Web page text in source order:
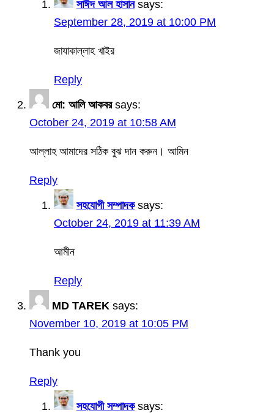
সাঈদ আল হাসান says:
September 28, 2019 at 10:00 PM
জাযাকাল্লাহ খাইর
Reply
মো: আলি আকবর says:
October 24, 2019 at 10:58 AM
আল্লাহ আমাদের সঠিক বুঝ দান করুন। আমিন
Reply
সহযোগী সম্পাদক says:
October 24, 2019 at 11:39 AM
আমীন
Reply
MD TAREK says:
November 10, 2019 at 10:05 PM
Thank you
Reply
সহযোগী সম্পাদক says: